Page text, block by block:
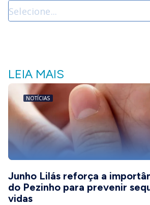
LEIA MAIS
NOTÍCIAS
Junho Lilás reforça a
do Pezinho para prevenir
vidas